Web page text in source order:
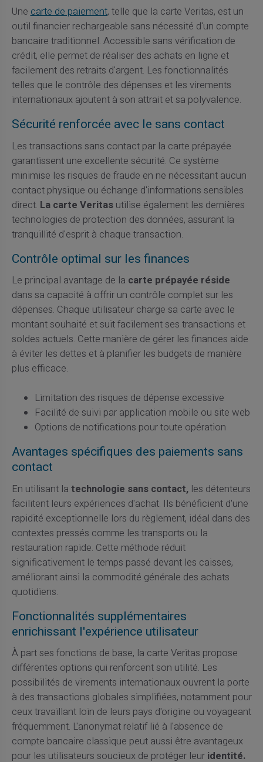
Unecarte de paiement, telle que la carte Veritas, est un
outil financier rechargeable sans nécessité d'un compte
bancaire traditionnel. Accessible sans vérification de
crédit, elle permet de réaliser des achats en ligne et
facilement des retraits d'argent. Les fonctionnalités
telles que le contrôle des dépenses et les virements
internationaux ajoutent à son attrait et sa polyvalence.
Sécurité renforcée avec le sans contact
Les transactions sans contact par la carte prépayée
garantissent une excellente sécurité. Ce système
minimise les risques de fraude en ne nécessitant aucun
contact physique ou échange d'informations sensibles
direct. La carte Veritasutilise également les dernières
technologies de protection des données, assurant la
tranquillité d'esprit à chaque transaction.
Contrôle optimal sur les finances
Le principal avantage de la carte prépayée réside
dans sa capacité à offrir un contrôle complet sur les
dépenses. Chaque utilisateur charge sa carte avec le
montant souhaité et suit facilement ses transactions et
soldes actuels. Cette manière de gérer les finances aide
à éviter les dettes et à planifier les budgets de manière
plus efficace.
Limitation des risques de dépense excessive
Facilité de suivi par application mobile ou site web
Options de notifications pour toute opération
Avantages spécifiques des paiements sans
contact
En utilisant la technologie sans contact,les détenteurs
facilitent leurs expériences d'achat. Ils bénéficient d'une
rapidité exceptionnelle lors du règlement, idéal dans des
contextes pressés comme les transports ou la
restauration rapide. Cette méthode réduit
significativement le temps passé devant les caisses,
améliorant ainsi la commodité générale des achats
quotidiens.
Fonctionnalités supplémentaires
enrichissant l'expérience utilisateur
À part ses fonctions de base, la carte Veritas propose
différentes options qui renforcent son utilité. Les
possibilités de virements internationaux ouvrent la porte
à des transactions globales simplifiées, notamment pour
ceux travaillant loin de leurs pays d'origine ou voyageant
fréquemment. L'anonymat relatif lié à l'absence de
compte bancaire classique peut aussi être avantageux
pour les utilisateurs soucieux de protéger leur identité.